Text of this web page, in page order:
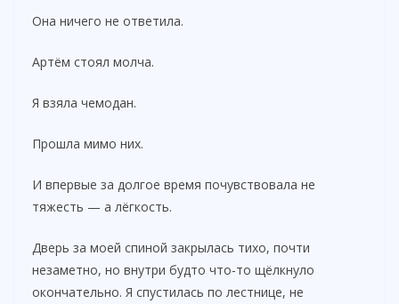
Она ничего не ответила.
Артём стоял молча.
Я взяла чемодан.
Прошла мимо них.
И впервые за долгое время почувствовала не
тяжесть — а лёгкость.
Дверь за моей спиной закрылась тихо, почти
незаметно, но внутри будто что-то щёлкнуло
окончательно. Я спустилась по лестнице, не